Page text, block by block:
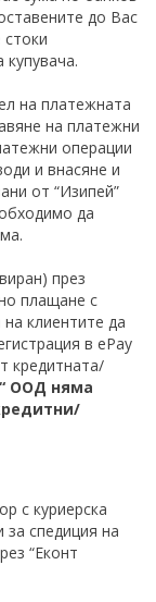
до Вас
купувача.
на платежната
на платежни
операции
и внасяне и
от “Изипей”
да
през
плащане с
клиентите да
в еPay
кредитната/
ООД няма
с куриерска
за спедиция на
“Еконт